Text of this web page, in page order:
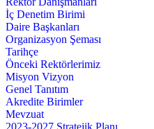
İç Denetim Birimi
Daire Başkanları
Organizasyon Şeması
Tarihçe
Önceki Rektörlerimiz
Misyon Vizyon
Genel Tanıtım
Akredite Birimler
Mevzuat